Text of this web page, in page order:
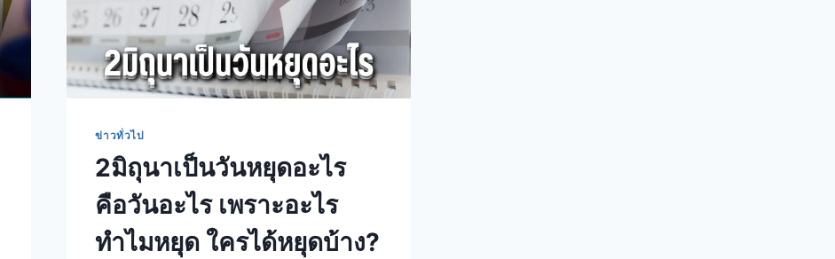
ข่าวทั่วไป
2มิถุนาเป็นวันหยุดอะไร
คือวันอะไร เพราะอะไร
ทำไมหยุด ใครได้หยุดบ้าง?